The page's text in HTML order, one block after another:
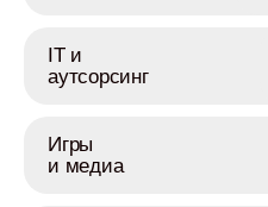
IT и
аутсорсинг
Игры
и медиа